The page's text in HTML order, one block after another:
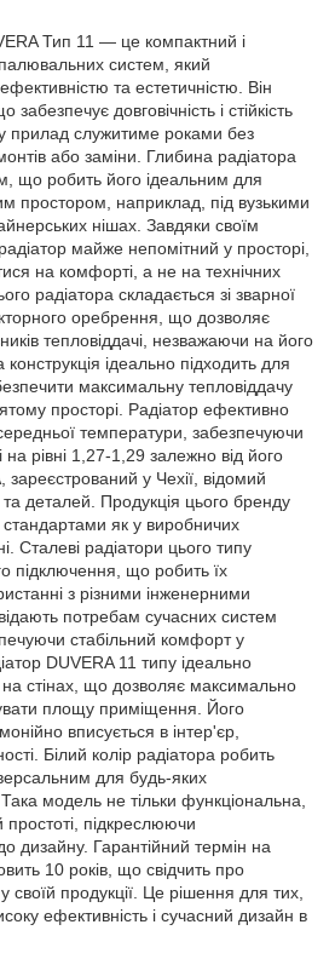
Тип 11 — це компактний і
систем, який
та естетичністю. Він
забезпечує довговічність і стійкість
прилад служитиме роками без
або заміни. Глибина радіатора
що робить його ідеальним для
простором, наприклад, під вузькими
нішах. Завдяки своїм
майже непомітний у просторі,
на комфорті, а не на технічних
радіатора складається зі зварної
оребрення, що дозволяє
тепловіддачі, незважаючи на його
ідеально підходить для
максимальну тепловіддачу
просторі. Радіатор ефективно
температури, забезпечуючи
на рівні 1,27-1,29 залежно від його
у Чехії, відомий
деталей. Продукція цього бренду
стандартами як у виробничих
Сталеві радіатори цього типу
підключення, що робить їх
з різними інженерними
потребам сучасних систем
стабільний комфорт у
DUVERA 11 типу ідеально
стінах, що дозволяє максимально
площу приміщення. Його
вписується в інтер'єр,
Білий колір радіатора робить
для будь-яких
модель не тільки функціональна,
підкреслюючи
дизайну. Гарантійний термін на
10 років, що свідчить про
своїй продукції. Це рішення для тих,
ефективність і сучасний дизайн в